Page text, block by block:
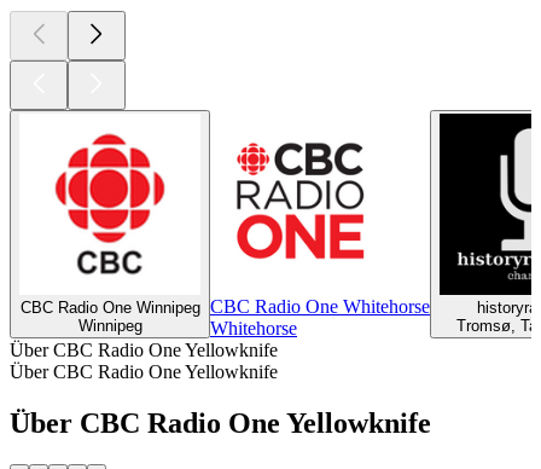
CBC Radio One Winnipeg
Winnipeg
CBC Radio One Whitehorse
Whitehorse
Tromsø,
Über CBC Radio One Yellowknife
Über CBC Radio One Yellowknife
Über CBC Radio One Yellowknife